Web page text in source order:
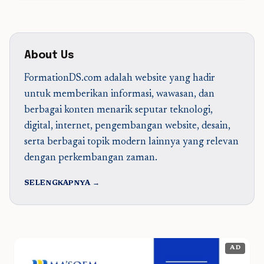
About Us
FormationDS.com adalah website yang hadir
untuk memberikan informasi, wawasan, dan
berbagai konten menarik seputar teknologi,
digital, internet, pengembangan website, desain,
serta berbagai topik modern lainnya yang relevan
dengan perkembangan zaman.
SELENGKAPNYA →
AD